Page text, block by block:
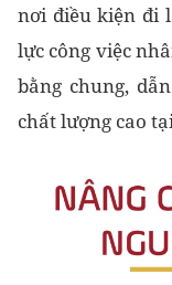
nơi điều kiện đi
lực công việc
bằng chung,
chất lượng cao